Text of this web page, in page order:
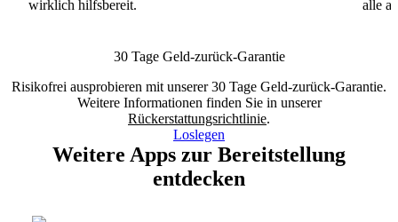
wirklich hilfsbereit.
alle
30 Tage Geld-zurück-Garantie
Risikofrei ausprobieren mit unserer 30 Tage Geld-zurück-Garantie.
Weitere Informationen finden Sie in unserer
Rückerstattungsrichtlinie.
Loslegen
Weitere Apps zur Bereitstellung
entdecken